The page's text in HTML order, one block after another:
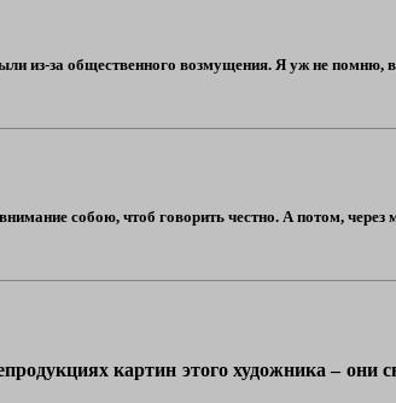
из-за общественного возмущения. Я уж не
собою, чтоб говорить честно. А потом, через
картин этого художника –